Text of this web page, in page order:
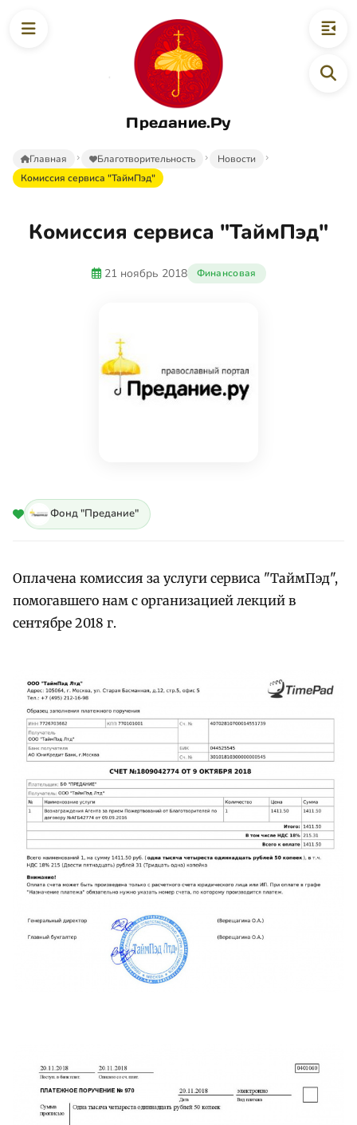
Предание.Ру
Главная Благотворительность
Новости
Комиссия сервиса "ТаймПэд"
Комиссия сервиса "ТаймПэд"
21 ноябрь 2018 Финансовая
Фонд "Предание"
Оплачена комиссия за услуги сервиса "ТаймПэд",
помогавшего нам с организацией лекций в
сентябре 2018 г.